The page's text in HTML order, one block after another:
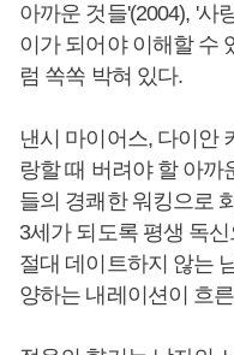
아까운 것들'(2004), '사
이가 되어야 이해할 수
럼 쏙쏙 박혀 있다.
낸시 마이어스, 다이안
랑할 때 버려야 할 아까
들의 경쾌한 워킹으로
3세가 되도록 평생 독
절대 데이트하지 않는
양하는 내레이션이 흐